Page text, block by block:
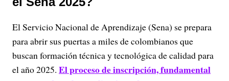
El Servicio Nacional de Aprendizaje (Sena) se prepara
para abrir sus puertas a miles de colombianos que
buscan formación técnica y tecnológica de calidad para
el año 2025. El proceso de inscripción, fundamental